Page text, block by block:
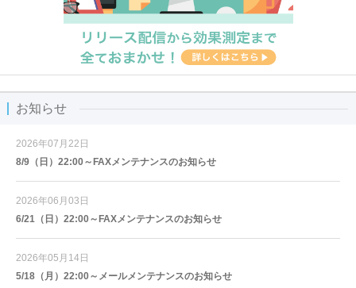
お知らせ
2026年07月22日
8/9（日）22:00～FAXメンテナンスのお知らせ
2026年06月03日
6/21（日）22:00～FAXメンテナンスのお知らせ
2026年05月14日
5/18（月）22:00～メールメンテナンスのお知らせ